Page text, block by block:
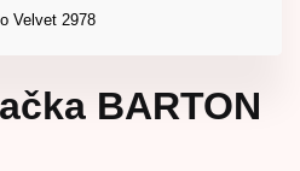
Velvet 2978
BARTON